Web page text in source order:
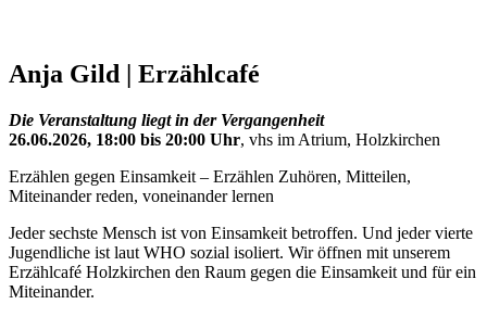
Anja Gild | Erzählcafé
Die Veranstaltung liegt in der Vergangenheit
26.06.2026, 18:00 bis 20:00 Uhr, vhs im Atrium, Holzkirchen
Erzählen gegen Einsamkeit – Erzählen Zuhören, Mitteilen,
Miteinander reden, voneinander lernen
Jeder sechste Mensch ist von Einsamkeit betroffen. Und jeder vierte
Jugendliche ist laut WHO sozial isoliert. Wir öffnen mit unserem
Erzählcafé Holzkirchen den Raum gegen die Einsamkeit und für ein
Miteinander.